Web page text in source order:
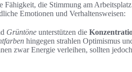
Fähigkeit, die Stimmung am
Emotionen und Verhaltensweisen:
Grüntöne unterstützen die
hingegen strahlen Optimismus
zwar Energie verleihen, sollten